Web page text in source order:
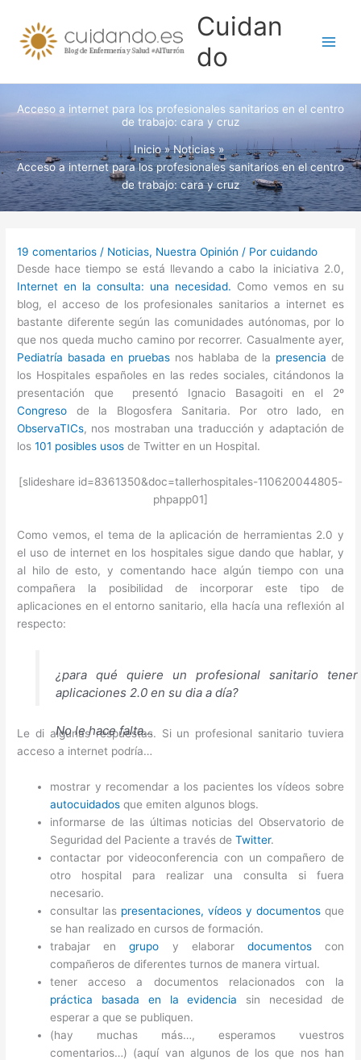
contenido
Cuidan
do
Acceso a internet para los profesionales sanitarios en el centro
de trabajo: cara y cruz
Inicio
Noticias
Acceso a internet para los profesionales sanitarios en el centro
de trabajo: cara y cruz
19 comentarios / Noticias, Nuestra Opinión / Porcuidando
Desde hace tiempo se está llevando a cabo la iniciativa 2.0,
Internet en la consulta: una necesidad. Como vemos en su
blog, el acceso de los profesionales sanitarios a internet es
bastante diferente según las comunidades autónomas, por lo
que nos queda mucho camino por recorrer. Casualmente ayer,
Pediatría basada en pruebas nos hablaba de la presencia de
los Hospitales españoles en las redes sociales, citándonos la
presentación que presentó Ignacio Basagoiti en el 2º
Congreso de la Blogosfera Sanitaria. Por otro lado, en
ObservaTICs, nos mostraban una traducción y adaptación de
los101 posibles usos de Twitter en un Hospital.
[slideshare id=8361350&doc=tallerhospitales-110620044805-
phpapp01]
Como vemos, el tema de la aplicación de herramientas 2.0 y
el uso de internet en los hospitales sigue dando que hablar, y
al hilo de esto, y comentando hace algún tiempo con una
compañera la posibilidad de incorporar este tipo de
aplicaciones en el entorno sanitario, ella hacía una reflexión al
respecto:
¿para qué quiere un profesional sanitario
aplicaciones 2.0 en su dia a día?
No le hace falta…
Le di algunas respuestas. Si un profesional sanitario tuviera
acceso a internet podría…
mostrar y recomendar a los pacientes los vídeos sobre
autocuidados que emiten algunos blogs.
informarse de las últimas noticias del Observatorio de
Seguridad del Paciente a través deTwitter.
contactar por videoconferencia con un compañero de
otro hospital para realizar una consulta si fuera
necesario.
consultar las presentaciones, vídeos y documentosque
se han realizado en cursos de formación.
trabajar engrupo y elaborar documentoscon
compañeros de diferentes turnos de manera virtual.
tener acceso a documentos relacionados con la
práctica basada en la evidencia sin necesidad de
esperar a que se publiquen.
(hay muchas más…, esperamos vuestros
comentarios…) (aquí van algunos de los que nos han